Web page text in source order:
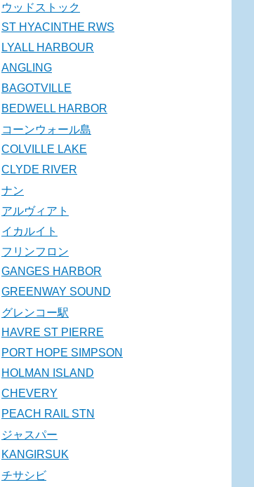
ウッドストック
ST HYACINTHE RWS
LYALL HARBOUR
ANGLING
BAGOTVILLE
BEDWELL HARBOR
コーンウォール島
COLVILLE LAKE
CLYDE RIVER
ナン
アルヴィアト
イカルイト
フリンフロン
GANGES HARBOR
GREENWAY SOUND
グレンコー駅
HAVRE ST PIERRE
PORT HOPE SIMPSON
HOLMAN ISLAND
CHEVERY
PEACH RAIL STN
ジャスパー
KANGIRSUK
チサシビ